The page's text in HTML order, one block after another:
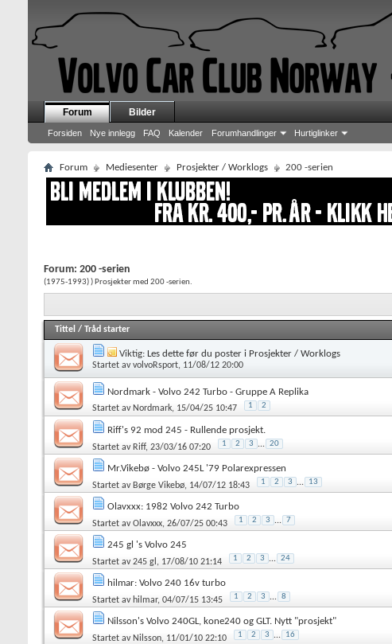
Forum
Forsiden Nye innlegg FAQ Kalender Forumhandlinger Hurtiglinker
Bilder
Forum Mediesenter Prosjekter / Worklogs 200 -serien
Forum: 200 -serien
(1975-1993) ) Prosjekter med 200 -serien.
Tittel / Tråd starter
Viktig: Les dette før du poster i Prosjekter / Worklogs
Startet avvolvoRsport, 11/08/12 20:00
Nordmark - Volvo 242 Turbo - Gruppe A Replika
Startet av Nordmark, 15/04/25 10:47 1 2
Riff's 92 mod 245 - Rullende prosjekt.
Startet av Riff, 23/03/16 07:20 1 2 3 ... 20
Mr.Vikebø - Volvo 245L '79 Polarexpressen
Startet av Børge Vikebø, 14/07/12 18:43 1 2 3 ... 13
Olavxxx: 1982 Volvo 242 Turbo
Startet avOlavxxx, 26/07/25 00:43 1 2 3 ... 7
245 gl 's Volvo 245
Startet av245 gl , 17/08/10 21:14 1 2 3 ... 24
hilmar: Volvo 240 16v turbo
Startet av hilmar, 04/07/15 13:45 1 2 3 ... 8
Nilsson's Volvo 240GL, kone240 og GLT. Nytt "prosjekt"
Startet av Nilsson, 11/01/10 22:10 1 2 3 ... 16